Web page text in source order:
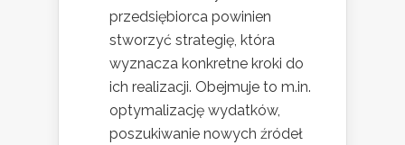
przedsiębiorca powinien
stworzyć strategię, która
wyznacza konkretne kroki do
ich realizacji. Obejmuje to m.in.
optymalizację wydatków,
poszukiwanie nowych źródeł